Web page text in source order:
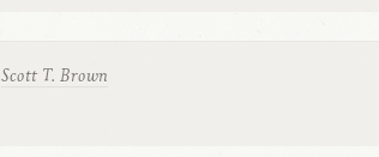
Scott T. Brown